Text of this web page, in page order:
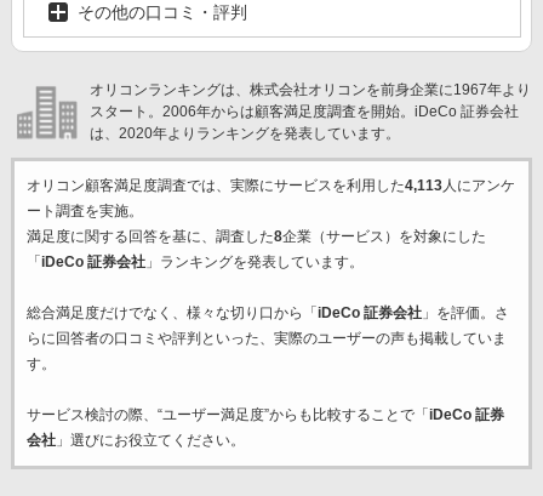
その他の口コミ・評判
オリコンランキングは、株式会社オリコンを前身企業に1967年より
スタート。2006年からは顧客満足度調査を開始。iDeCo 証券会社
は、2020年よりランキングを発表しています。
オリコン顧客満足度調査では、実際にサービスを利用した4,113人にアンケ
ート調査を実施。
満足度に関する回答を基に、調査した8企業（サービス）を対象にした
「iDeCo 証券会社」ランキングを発表しています。
総合満足度だけでなく、様々な切り口から「iDeCo 証券会社」を評価。さ
らに回答者の口コミや評判といった、実際のユーザーの声も掲載していま
す。
サービス検討の際、“ユーザー満足度”からも比較することで「iDeCo 証券
会社」選びにお役立てください。